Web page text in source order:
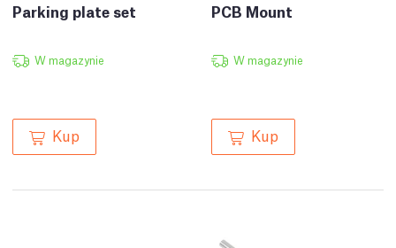
Parking plate set
W magazynie
Kup
PCB Mount
W magazynie
Kup